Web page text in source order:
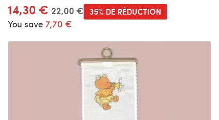
14,30 € Ancien prix
22,00 €
You save 7,70 €
35% DE RÉDUCTION